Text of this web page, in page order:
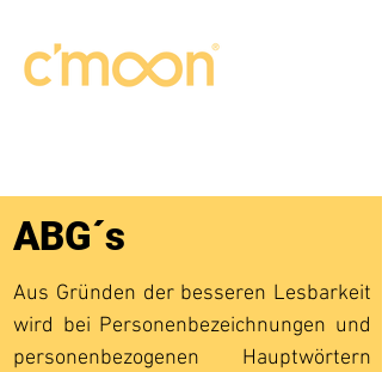
ABG´s
Aus Gründen der besseren Lesbarkeit
wird bei Personenbezeichnungen und
personenbezogenen Hauptwörtern